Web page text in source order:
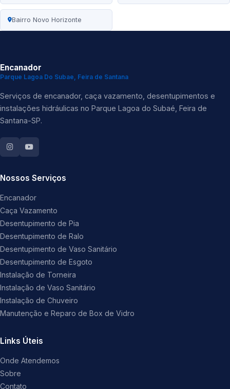
Bairro Novo Horizonte
Encanador
Parque Lagoa Do Subae, Feira de Santana
Serviços de encanador, caça vazamento, desentupimentos e
instalações hidráulicas no Parque Lagoa do Subaé, Feira de
Santana-SP.
Nossos Serviços
Encanador
Caça Vazamento
Desentupimento de Pia
Desentupimento de Ralo
Desentupimento de Vaso Sanitário
Desentupimento de Esgoto
Instalação de Torneira
Instalação de Vaso Sanitário
Instalação de Chuveiro
Manutenção e Reparo de Box de Vidro
Links Úteis
Onde Atendemos
Sobre
Contato